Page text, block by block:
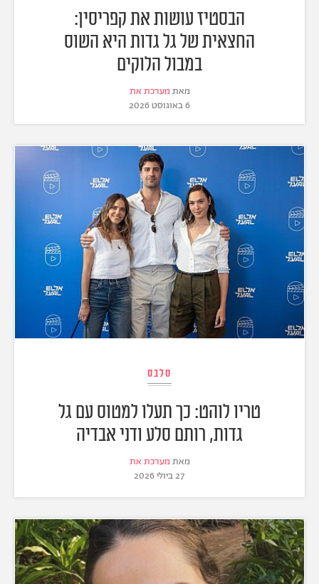
הבסטיז עושות את קפריסין:
החצאית של גל גדות היא השוס
במבול הלוקים
מאת מערכת את
6 באוגוסט 2026
סלבס
טריו לוהט: כך תעלו למטוס עם גל
גדות, רותם סלע ודני אבדיה
מאת מערכת את
27 ביולי 2026